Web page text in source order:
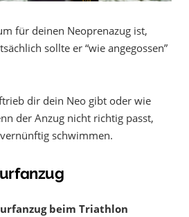
für deinen Neoprenazug ist,
sollte er “wie angegossen”
dir dein Neo gibt oder wie
der Anzug nicht richtig passt,
schwimmen.
beim Triathlon